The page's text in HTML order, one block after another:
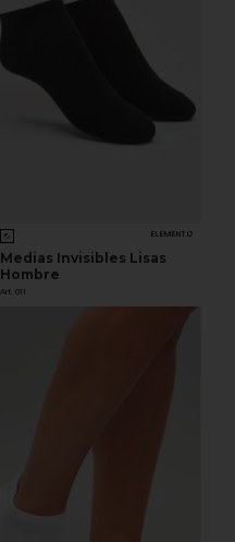
ELEMENTO
Medias Invisibles Lisas
Hombre
Art. 011